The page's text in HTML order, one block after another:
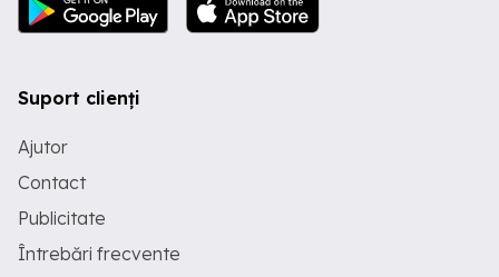
Suport clienți
Ajutor
Contact
Publicitate
Întrebări frecvente